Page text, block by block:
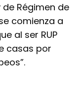
Régimen de
comienza a
al ser RUP
casas por